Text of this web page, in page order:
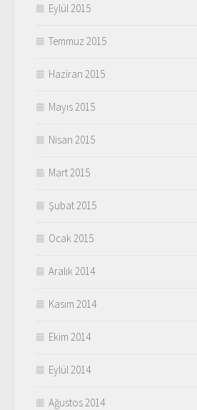
Eylül 2015
Temmuz 2015
Haziran 2015
Mayıs 2015
Nisan 2015
Mart 2015
Şubat 2015
Ocak 2015
Aralık 2014
Kasım 2014
Ekim 2014
Eylül 2014
Ağustos 2014